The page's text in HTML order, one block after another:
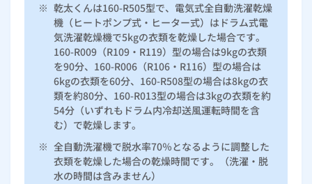
※ 乾太くんは160-R505型で、電気式全自動洗濯乾燥
機（ヒートポンプ式・ヒーター式）はドラム式電
気洗濯乾燥機で5kgの衣類を乾燥した場合です。
160-R009（R109・R119）型の場合は9kgの衣類
を90分、160-R006（R106・R116）型の場合は
6kgの衣類を60分、160-R508型の場合は8kgの衣
類を約80分、160-R013型の場合は3kgの衣類を約
54分（いずれもドラム内冷却送風運転時間を含
む）で乾燥します。
※ 全自動洗濯機で脱水率70％となるように調整した
衣類を乾燥した場合の乾燥時間です。（洗濯・脱
水の時間は含みません）